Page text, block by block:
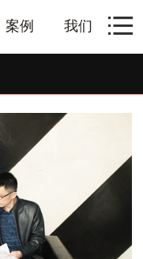
案例 我们